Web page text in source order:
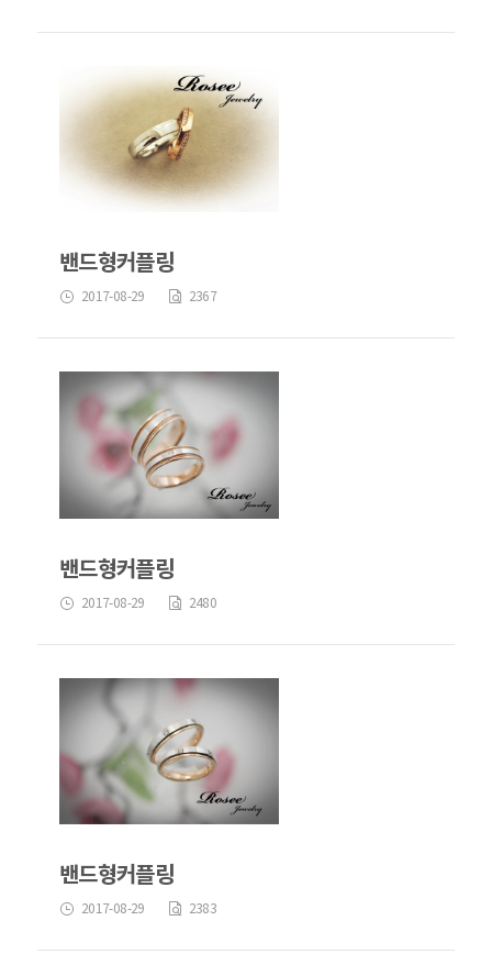
밴드형커플링
2017-08-29 2367
밴드형커플링
2017-08-29 2480
밴드형커플링
2017-08-29 2383